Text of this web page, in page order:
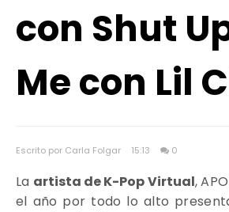
con Shut
Me con Lil
Escrito por Carla Folgar 15:13 0
La artista de K-Pop Virtual,
el año por todo lo alto